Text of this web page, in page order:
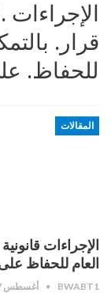
قرار.
للحفاظ.
المقالات
الإجراءات
العام للحفاظ
BWABT1 أغسطس 27, 2019